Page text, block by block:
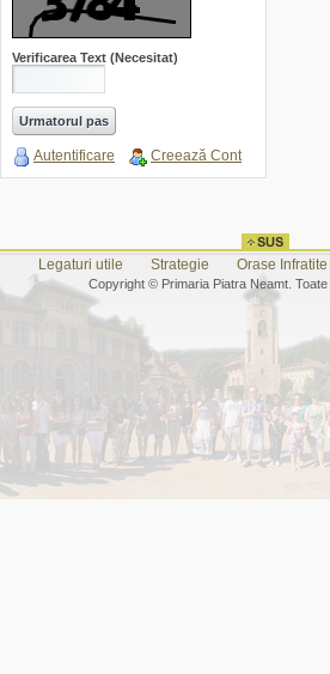
Verificarea Text (Necesitat)
Autentificare Creează Cont
Legaturi utile Strategie Orase Infratite
Copyright © Primaria Piatra Neamt.